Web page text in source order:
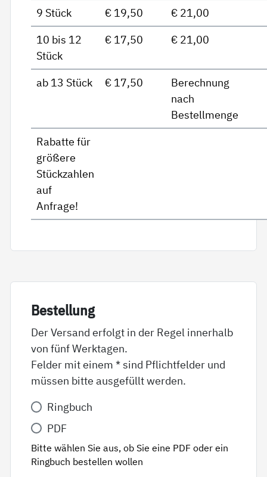
9 Stück € 19,50
€ 21,00
10 bis 12
Stück
€ 17,50 € 21,00
ab 13 Stück € 17,50
Berechnung
nach
Bestellmenge
Rabatte für
größere
Stückzahlen
auf
Anfrage!
Be­stel­lung
Der Versand erfolgt in der Regel innerhalb
von fünf Werktagen.
Felder mit einem * sind Pflichtfelder und
müssen bitte ausgefüllt werden.
Variante*
Ringbuch
PDF
Bitte wählen Sie aus, ob Sie eine PDF oder ein
Ringbuch bestellen wollen